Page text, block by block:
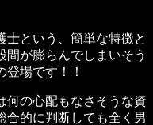
士という、簡単な特徴と
が膨らんでしまいそう
場です！！
何の心配もなさそうな資
合的に判断しても全く男